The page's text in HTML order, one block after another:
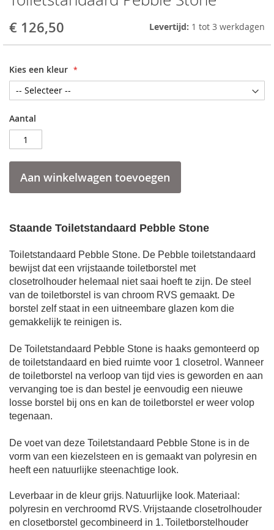
€ 126,50 Levertijd: 1 tot 3 werkdagen
Kies een kleur
Aantal
Aan winkelwagen toevoegen
Staande Toiletstandaard Pebble Stone
Toiletstandaard Pebble Stone. De Pebble toiletstandaard
bewijst dat een vrijstaande toiletborstel met
closetrolhouder helemaal niet saai hoeft te zijn. De steel
van de toiletborstel is van chroom RVS gemaakt. De
borstel zelf staat in een uitneembare glazen kom die
gemakkelijk te reinigen is.
De Toiletstandaard Pebble Stone is haaks gemonteerd op
de toiletstandaard en bied ruimte voor 1 closetrol. Wanneer
de toiletborstel na verloop van tijd vies is geworden en aan
vervanging toe is dan bestel je eenvoudig een nieuwe
losse borstel bij ons en kan de toiletborstel er weer volop
tegenaan.
De voet van deze Toiletstandaard Pebble Stone is in de
vorm van een kiezelsteen en is gemaakt van polyresin en
heefteen natuurlijke steenachtige look.
Leverbaar in de kleur grijs. Natuurlijke look. Materiaal:
polyresin en verchroomd RVS.Vrijstaande closetrolhouder
en closetborstel gecombineerd in 1. Toiletborstelhouder
to
the
beginning
of
images
gallery